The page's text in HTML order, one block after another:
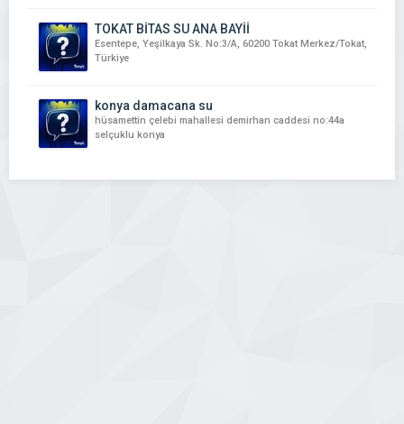
TOKAT BİTAS SU ANA BAYİİ
Esentepe, Yeşilkaya Sk. No:3/A, 60200 Tokat Merkez/Tokat,
Türkiye
konya damacana su
hüsamettin çelebi mahallesi demirhan caddesi no:44a
selçuklu konya